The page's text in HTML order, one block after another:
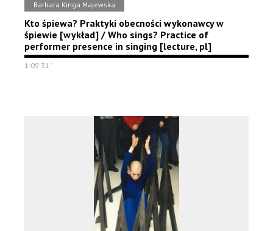
Barbara Kinga Majewska
Kto śpiewa? Praktyki obecności wykonawcy w
śpiewie [wykład] / Who sings? Practice of
performer presence in singing [lecture, pl]
1:09'31''